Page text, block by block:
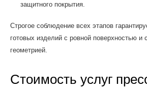
защитного покрытия.
Строгое соблюдение всех этапов
готовых изделий с ровной поверхностью и
геометрией.
Стоимость услуг